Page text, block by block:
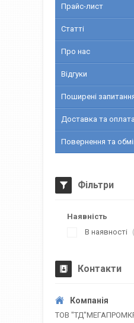
Прайс-лист
Статті
Про нас
Відгуки
Поширені
Доставка та оплата
Повернення та
Фільтри
Наявність
В наявності
Контакти
ТОВ